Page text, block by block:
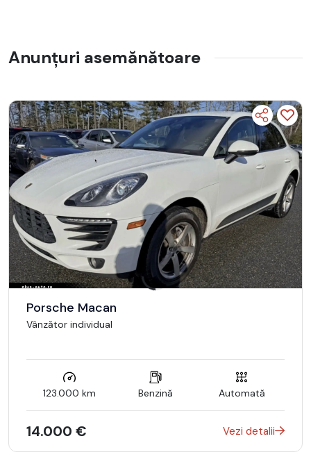
Anunțuri asemănătoare
Porsche Macan
Vânzător individual
123.000 km Benzină Automată
14.000 € Vezi detalii